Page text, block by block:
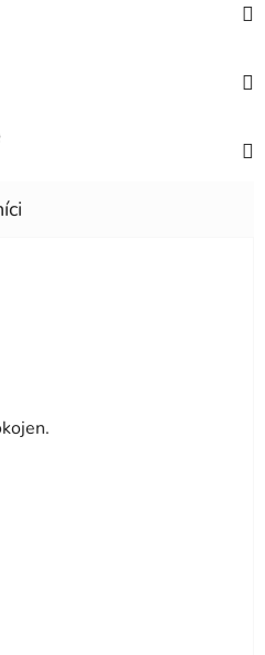
hvězdiček.
hvězdiček.
hvězdiček.
hvězdiček.